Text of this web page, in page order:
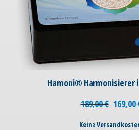
Hamoni® Harmonisierer
189,00€ 169,00
Keine